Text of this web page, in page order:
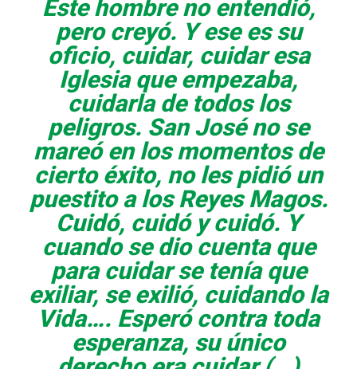
Este hombre no entendió,
pero creyó. Y ese es su
oficio, cuidar, cuidar esa
Iglesia que empezaba,
cuidarla de todos los
peligros. San José no se
mareó en los momentos de
cierto éxito, no les pidió un
puestito a losReyes Magos.
Cuidó, cuidó y cuidó. Y
cuando se dio cuenta que
para cuidar se tenía que
exiliar, se exilió, cuidando la
Vida…. Esperó contra toda
esperanza, su único